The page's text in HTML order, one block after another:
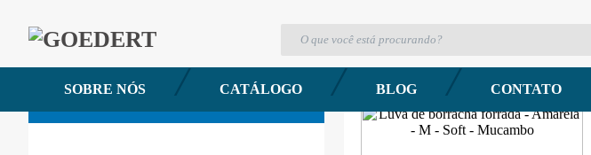
SOBRE NÓS CATÁLOGO BLOG CONTATO
CATEGORIAS DE PRODUTOS